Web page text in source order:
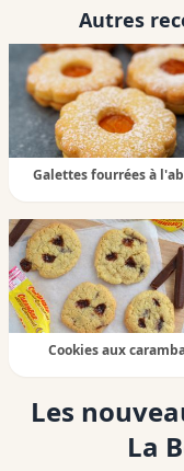
Autres
Galettes fourrées à
Cookies aux
Les
La